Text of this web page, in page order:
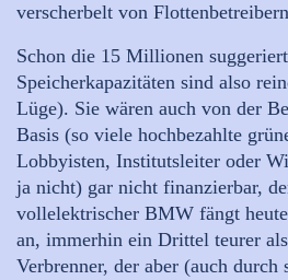
verscherbelt von
Schon die 15 Millionen
Speicherkapazitäten sind also
Lüge). Sie wären auch von der
Basis (so viele hochbezahlte
Lobbyisten, Institutsleiter oder
ja nicht) gar nicht finanzierbar,
vollelektrischer BMW fängt
an, immerhin ein Drittel teurer
Verbrenner, der aber (auch